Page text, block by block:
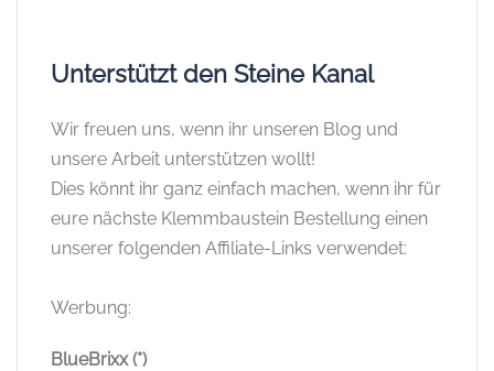
Unterstützt den Steine Kanal
Wir freuen uns, wenn ihr unseren Blog und
unsere Arbeit unterstützen wollt!
Dies könnt ihr ganz einfach machen, wenn ihr für
eure nächste Klemmbaustein Bestellung einen
unserer folgenden Affiliate-Links verwendet:
Werbung:
BlueBrixx (*)